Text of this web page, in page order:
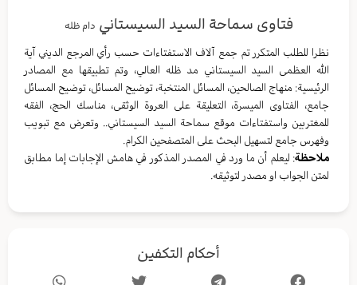
فتاوى سماحة السيد السيستاني دام ظله
نظرا للطلب المتكرر تم جمع آلاف الاستفتاءات حسب رأي المرجع الديني آية
الله العظمى السيد السيستاني مد ظله العالي، وتم تطبيقها مع المصادر
الرئيسية: منهاج الصالحين، المسائل المنتخبة، توضيح المسائل، توضيح المسائل
جامع، الفتاوى الميسرة، التعليقة على العروة الوثقى، مناسك الحج، الفقه
للمغتربين واستفتاءات موقع سماحة السيد السيستاني.. وتعرض مع تبويب
وفهرس جامع لتسهيل البحث على المتصفحين الكرام.
ملاحظة: ليعلم أن ما ورد في المصدر المذكور في هامش الإجابات إما مطابق
لمتن الجواب او مصدر لتوثيقه.
أحكام التكفين